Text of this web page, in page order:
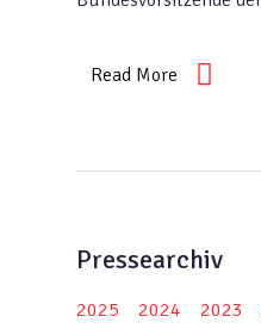
Read More
Pressearchiv
2025 2024 2023